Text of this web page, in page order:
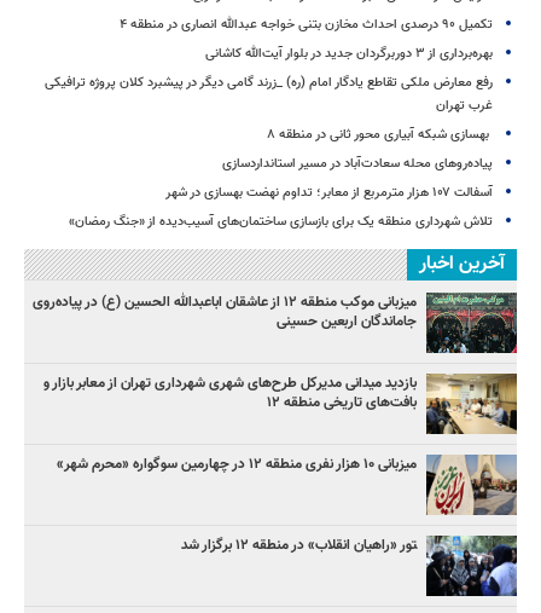
تکمیل ۹۰ درصدی احداث مخازن بتنی خواجه عبدالله انصاری در منطقه ۴
بهره‌برداری از ۳ دوربرگردان جدید در بلوار آیت‌الله کاشانی
رفع معارض ملکی تقاطع یادگار امام (ره) _زرند گامی دیگر در پیشبرد کلان پروژه‌ ترافیکی
غرب تهران
بهسازی شبکه آبیاری محور ثانی در منطقه ۸
پیاده‌روهای محله سعادت‌آباد در مسیر استانداردسازی
آسفالت ۱۰۷ هزار مترمربع از معابر؛ تداوم نهضت بهسازی در شهر
تلاش شهرداری منطقه یک برای بازسازی ساختمان‌های آسیب‌دیده از «جنگ رمضان»
آخرین اخبار
میزبانی موکب منطقه ۱۲ از عاشقان اباعبدالله الحسین (ع) در پیاده‌روی
جاماندگان اربعین حسینی
بازدید میدانی مدیرکل طرح‌های شهری شهرداری تهران از معابر بازار و
بافت‌های تاریخی منطقه ۱۲
میزبانی ۱۰ هزار نفری منطقه ۱۲ در چهارمین سوگواره «محرم شهر»
‍تور «راهیان انقلاب» در منطقه ۱۲ برگزار شد